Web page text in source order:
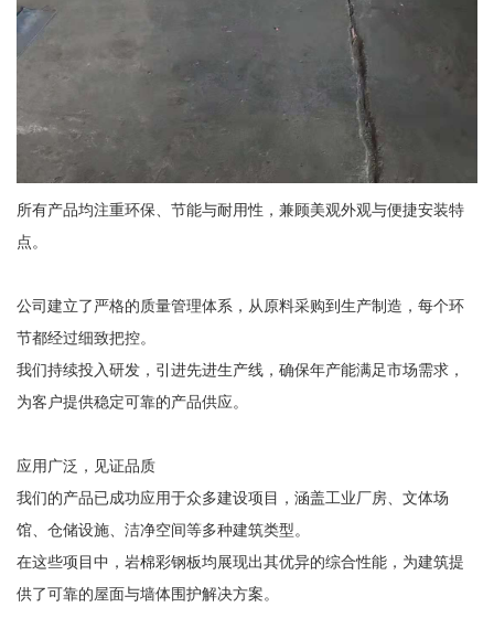
所有产品均注重环保、节能与耐用性，兼顾美观外观与便捷安装特
点。
公司建立了严格的质量管理体系，从原料采购到生产制造，每个环
节都经过细致把控。
我们持续投入研发，引进先进生产线，确保年产能满足市场需求，
为客户提供稳定可靠的产品供应。
应用广泛，见证品质
我们的产品已成功应用于众多建设项目，涵盖工业厂房、文体场
馆、仓储设施、洁净空间等多种建筑类型。
在这些项目中，岩棉彩钢板均展现出其优异的综合性能，为建筑提
供了可靠的屋面与墙体围护解决方案。